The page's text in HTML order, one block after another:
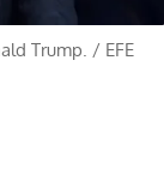
Trump. / EFE